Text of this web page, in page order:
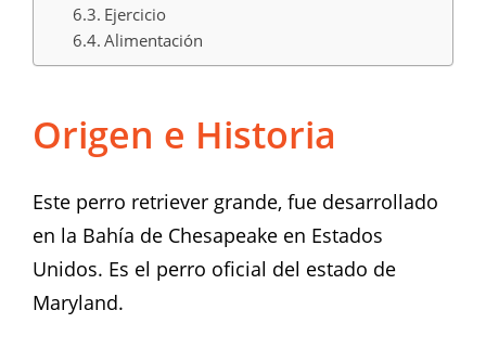
Ejercicio
Alimentación
Origen e Historia
Este perro retriever grande, fue desarrollado
en la Bahía de Chesapeake en Estados
Unidos. Es el perro oficial del estado de
Maryland.